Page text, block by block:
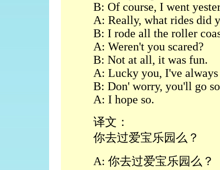
B: Of course, I went
A: Really, what rides did
B: I rode all the roller
A: Weren't you scared?
B: Not at all, it was fun.
A: Lucky you, I've
B: Don' worry, you'll go
A: I hope so.
译文：
你去过爱宝乐园么？
A: 你去过爱宝乐园么？